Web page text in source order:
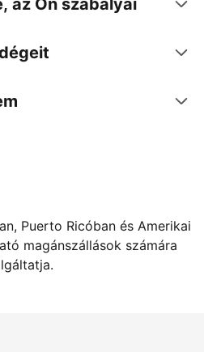
az Ön szabályai
Puerto Ricóban és Amerikai
magánszállások számára